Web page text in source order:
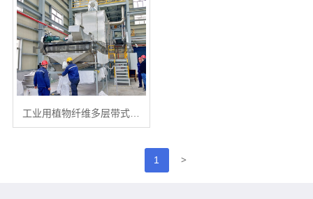
工业用植物纤维多层带式…
1 >